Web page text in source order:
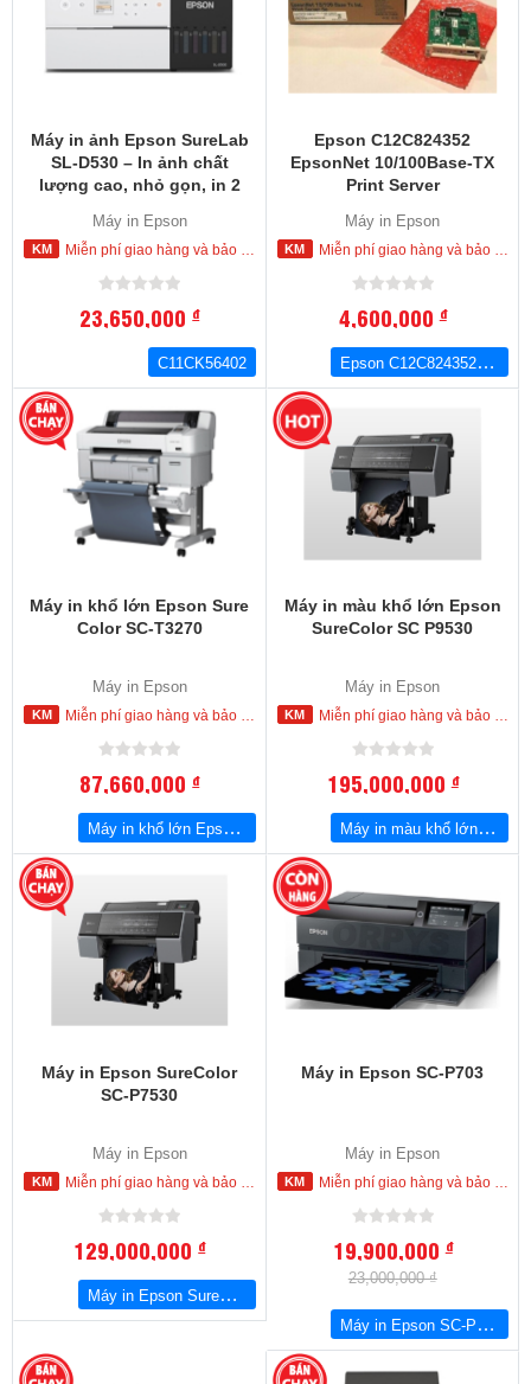
Máy in ảnh Epson SureLab
SL-D530 – In ảnh chất
lượng cao, nhỏ gọn, in 2
Máy in Epson
Miễn phí giao hàng và bảo hành tận nơi trong nội thành Hồ Chí Minh
23,650,000đ
C11CK56402
Epson C12C824352
EpsonNet 10/100Base-TX
Print Server
Máy in Epson
Miễn phí giao hàng và bảo hành tận nơi trong nội thành Hồ Chí Minh
4,600,000đ
Epson C12C824352 EpsonNet 10/100Base-TX Print Server
Máy in khổ lớn Epson Sure
Color SC-T3270
Máy in Epson
Miễn phí giao hàng và bảo hành tận nơi trong nội thành Hồ Chí Minh
87,660,000đ
Máy in khổ lớn Epson Sure Color SC-T3270
Máy in màu khổ lớn Epson
SureColor SC P9530
Máy in Epson
Miễn phí giao hàng và bảo hành tận nơi trong nội thành Hồ Chí Minh
195,000,000đ
Máy in màu khổ lớn Epson SureColor SC P9530
Máy in Epson SureColor
SC-P7530
Máy in Epson
Miễn phí giao hàng và bảo hành tận nơi trong nội thành Hồ Chí Minh
129,000,000đ
Máy in Epson SureColor SC-P7530
Máy in Epson SC-P703
Máy in Epson
Miễn phí giao hàng và bảo hành tận nơi trong nội thành Hồ Chí Minh
19,900,000đ
23,000,000 ₫
Máy in Epson SC-P703